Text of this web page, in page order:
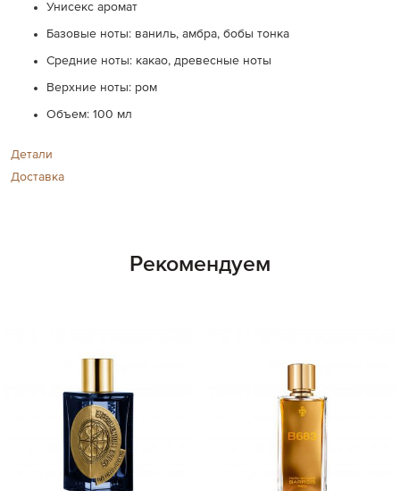
Унисекс аромат
Базовые ноты: ваниль, амбра, бобы тонка
Средние ноты: какао, древесные ноты
Верхние ноты: ром
Объем: 100 мл
Детали
Доставка
Рекомендуем